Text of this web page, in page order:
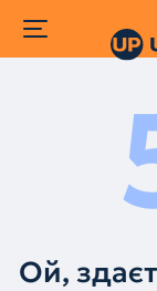
Ой,